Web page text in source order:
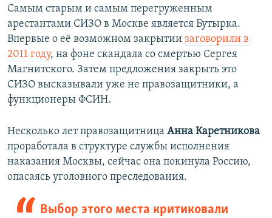
Самым старым и самым перегруженным
арестантами СИЗО в Москве является Бутырка.
Впервые о её возможном закрытии заговорили в
2011 году, на фоне скандала со смертью Сергея
Магнитского. Затем предложения закрыть это
СИЗО высказывали уже не правозащитники, а
функционеры ФСИН.
Несколько лет правозащитница Анна Каретникова
проработала в структуре службы исполнения
наказания Москвы, сейчас она покинула Россию,
опасаясь уголовного преследования.
Выбор этого места критиковали